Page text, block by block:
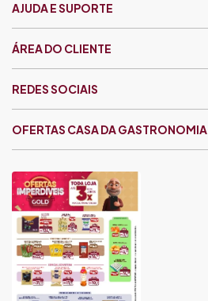
AJUDA E SUPORTE
ÁREA DO CLIENTE
OFERTAS CASA DA GASTRONOMIA
REDES SOCIAIS